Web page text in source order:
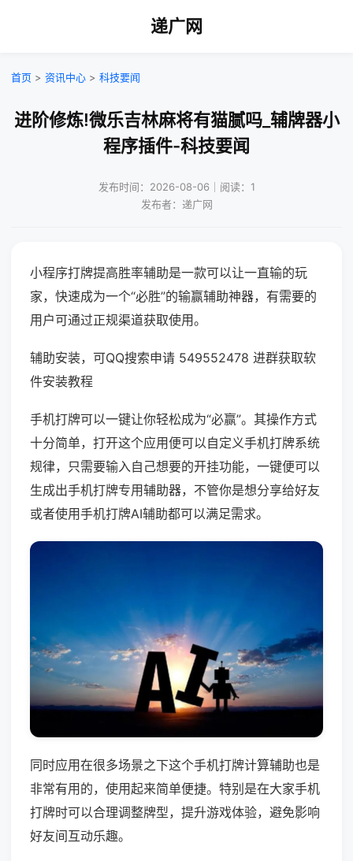
递广网
首页 > 资讯中心 > 科技要闻
进阶修炼!微乐吉林麻将有猫腻吗_辅牌器小
程序插件-科技要闻
发布时间：2026-08-06｜阅读：1
发布者：递广网
小程序打牌提高胜率辅助是一款可以让一直输的玩
家，快速成为一个“必胜”的输赢辅助神器，有需要的
用户可通过正规渠道获取使用。
辅助安装，可QQ搜索申请 549552478 进群获取软
件安装教程
手机打牌可以一键让你轻松成为“必赢”。其操作方式
十分简单，打开这个应用便可以自定义手机打牌系统
规律，只需要输入自己想要的开挂功能，一键便可以
生成出手机打牌专用辅助器，不管你是想分享给好友
或者使用手机打牌AI辅助都可以满足需求。
同时应用在很多场景之下这个手机打牌计算辅助也是
非常有用的，使用起来简单便捷。特别是在大家手机
打牌时可以合理调整牌型，提升游戏体验，避免影响
好友间互动乐趣。